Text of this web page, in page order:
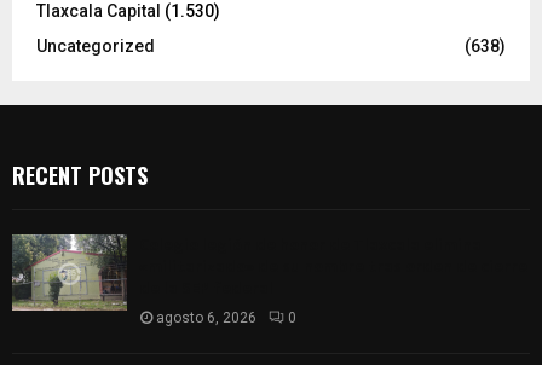
Tlaxcala Capital (1.530)
Uncategorized
(638)
RECENT POSTS
agosto 6, 2026 0